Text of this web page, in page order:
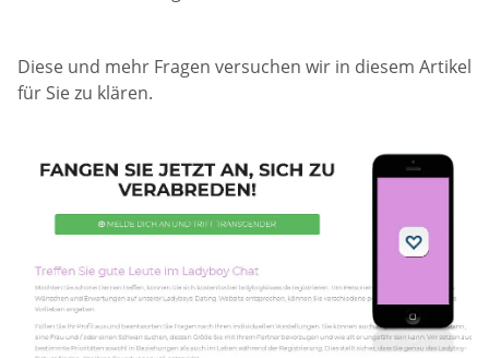
Diese und mehr Fragen versuchen wir in diesem Artikel
für Sie zu klären.